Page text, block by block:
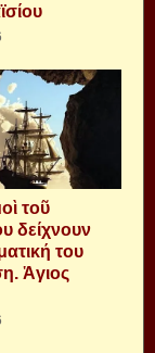
τοῦ
δείχνουν
του
Ἁγιος